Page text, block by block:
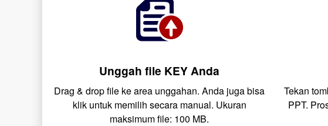
Unggah file KEY Anda
Drag & drop file ke area unggahan. Anda juga bisa
klik untuk memilih secara manual. Ukuran
maksimum file: 100 MB.
Tekan
PPT.